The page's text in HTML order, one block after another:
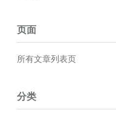
页面
所有文章列表页
分类